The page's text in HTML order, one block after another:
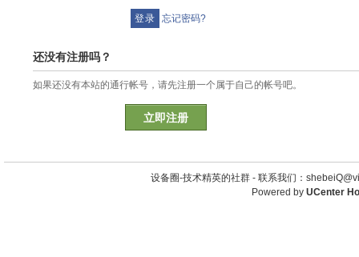
忘记密码?
还没有注册吗？
如果还没有本站的通行帐号，请先注册一个属于自己的帐号吧。
立即注册
设备圈-技术精英的社群 - 联系我们：
Powered by UCenter